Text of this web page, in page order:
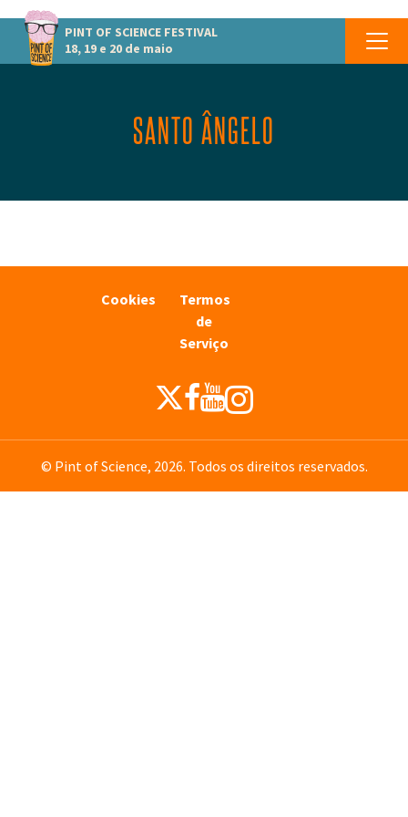
PINT OF SCIENCE FESTIVAL
18, 19 e 20 de maio
SANTO ÂNGELO
Cookies
Termos
de
Serviço
© Pint of Science, 2026. Todos os direitos reservados.